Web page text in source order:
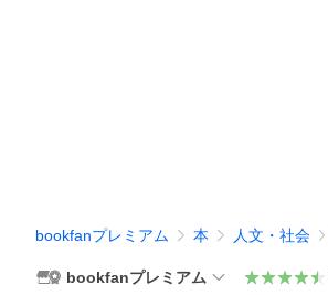
bookfanプレミアム 本 人文・社会
bookfanプレミアム